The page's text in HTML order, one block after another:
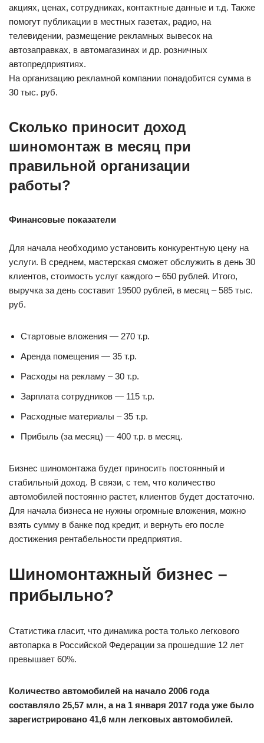
акциях, ценах, сотрудниках, контактные данные и т.д. Также
помогут публикации в местных газетах, радио, на
телевидении, размещение рекламных вывесок на
автозаправках, в автомагазинах и др. розничных
автопредприятиях.
На организацию рекламной компании понадобится сумма в
30 тыс. руб.
Сколько приносит доход
шиномонтаж в месяц при
правильной организации
работы?
Финансовые показатели
Для начала необходимо установить конкурентную цену на
услуги. В среднем, мастерская сможет обслужить в день 30
клиентов, стоимость услуг каждого – 650 рублей. Итого,
выручка за день составит 19500 рублей, в месяц – 585 тыс.
руб.
Стартовые вложения — 270 т.р.
Аренда помещения — 35 т.р.
Расходы на рекламу – 30 т.р.
Зарплата сотрудников — 115 т.р.
Расходные материалы – 35 т.р.
Прибыль (за месяц) — 400 т.р. в месяц.
Бизнес шиномонтажа будет приносить постоянный и
стабильный доход. В связи, с тем, что количество
автомобилей постоянно растет, клиентов будет достаточно.
Для начала бизнеса не нужны огромные вложения, можно
взять сумму в банке под кредит, и вернуть его после
достижения рентабельности предприятия.
Шиномонтажный бизнес –
прибыльно?
Статистика гласит, что динамика роста только легкового
автопарка в Российской Федерации за прошедшие 12 лет
превышает 60%.
Количество автомобилей на начало 2006 года
составляло 25,57 млн, а на 1 января 2017 года уже было
зарегистрировано 41,6 млн легковых автомобилей.